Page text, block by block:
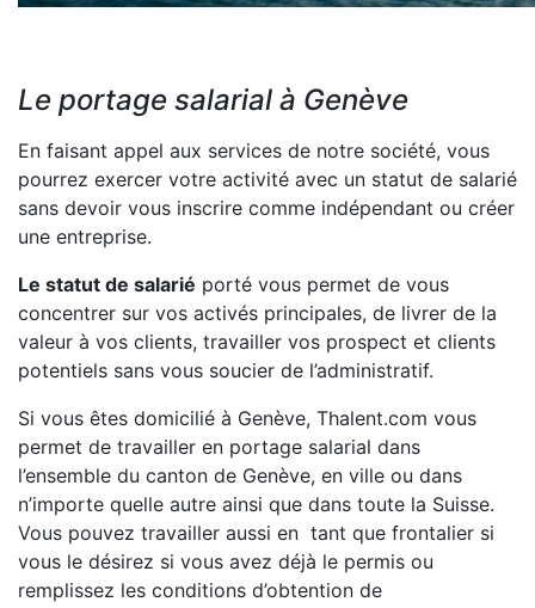
Le portage salarial à Genève
En faisant appel aux services de notre société, vous
pourrez exercer votre activité avec un statut de salarié
sans devoir vous inscrire comme indépendant ou créer
une entreprise.
Le statut de salarié porté vous permet de vous
concentrer sur vos activés principales, de livrer de la
valeur à vos clients, travailler vos prospect et clients
potentiels sans vous soucier de l’administratif.
Si vous êtes domicilié à Genève, Thalent.com vous
permet de travailler en portage salarial dans
l’ensemble du canton de Genève, en ville ou dans
n’importe quelle autre ainsi que dans toute la Suisse.
Vous pouvez travailler aussi en tant que frontalier si
vous le désirez si vous avez déjà le permis ou
remplissez les conditions d’obtention de